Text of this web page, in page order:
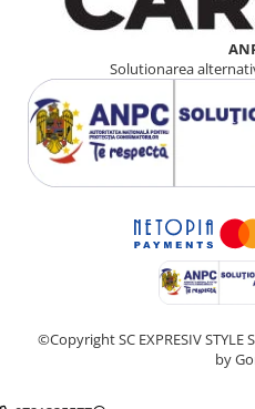
Solutionarea
©Copyright SC EXPRESIV STYLE
by